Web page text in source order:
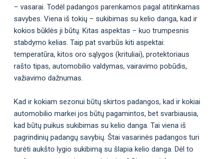
– vasarai. Todėl padangos parenkamos pagal atitinkamas
savybes. Viena iš tokių – sukibimas su kelio danga, kad ir
kokios būklės ji būtų. Kitas aspektas – kuo trumpesnis
stabdymo kelias. Taip pat svarbūs kiti aspektai:
temperatūra, kitos oro sąlygos (krituliai), protektoriaus
rašto tipas, automobilio valdymas, vairavimo pobūdis,
važiavimo dažnumas.
Kad ir kokiam sezonui būtų skirtos padangos, kad ir kokiai
automobilio markei jos būtų pagamintos, bet svarbiausia,
kad būtų puikus sukibimas su kelio danga. Tai viena iš
pagrindinių padangų savybių. Štai vasarinės padangos turi
turėti aukšto lygio sukibimą su šlapia kelio danga. Dėl to